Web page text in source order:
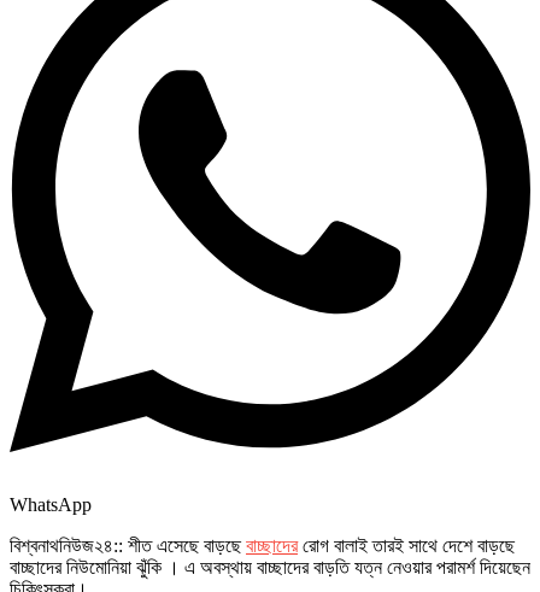
WhatsApp
বিশ্বনাথনিউজ২৪:: শীত এসেছে বাড়ছেবাচ্ছাদেররোগ বালাই তারই সাথে দেশে বাড়ছে
বাচ্ছাদের নিউমোনিয়া ঝুঁকি । এ অবস্থায় বাচ্ছাদের বাড়তি যত্ন নেওয়ার পরামর্শ দিয়েছেন